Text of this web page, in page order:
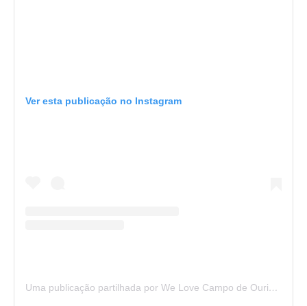
Ver esta publicação no Instagram
Uma publicação partilhada por We Love Campo de Ourique (@welovecampodeourique)